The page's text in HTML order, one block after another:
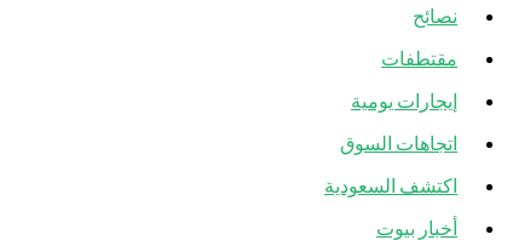
نصائح
مقتطفات
إيجارات يومية
اتجاهات السوق
اكتشف السعودية
أخبار بيوت